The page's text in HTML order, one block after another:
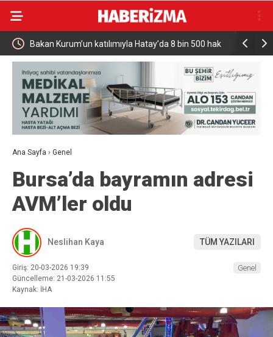
8 bin 500 hak Türkiye ve Polonya Arasında Yeni Ticaret Hedefi
Milyar Dolar
Ana Sayfa › Genel
Bursa’da bayramın adresi
AVM’ler oldu
Neslihan Kaya TÜM YAZILARI
Giriş: 20-03-2026 19:39
Güncelleme: 21-03-2026 11:55
Kaynak: İHA
Genel